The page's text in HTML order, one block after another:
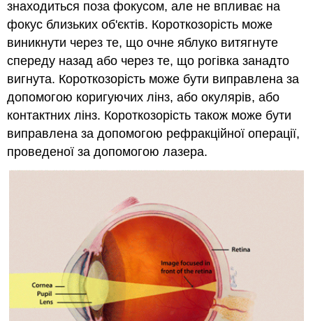
знаходиться поза фокусом, але не впливає на
фокус близьких об'єктів. Короткозорість може
виникнути через те, що очне яблуко витягнуте
спереду назад або через те, що рогівка занадто
вигнута. Короткозорість може бути виправлена за
допомогою коригуючих лінз, або окулярів, або
контактних лінз. Короткозорість також може бути
виправлена за допомогою рефракційної операції,
проведеної за допомогою лазера.